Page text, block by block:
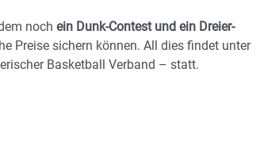
noch ein Dunk-Contest und ein Dreier-
Preise sichern können. All dies findet unter
Basketball Verband – statt.